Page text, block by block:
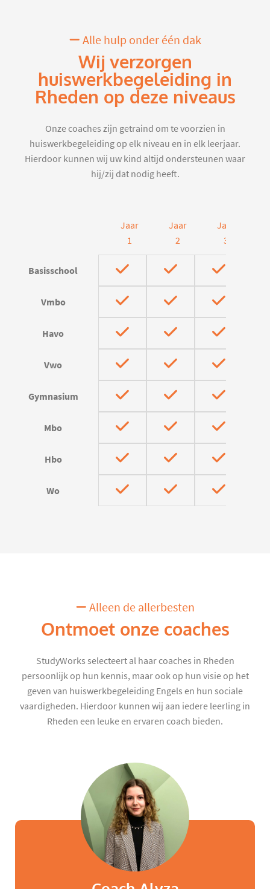
Alle hulp onder één dak
Wij verzorgen
huiswerkbegeleiding in
Rheden op deze niveaus
Onze coaches zijn getraind om te voorzien in
huiswerkbegeleiding op elk niveau en in elk leerjaar.
Hierdoor kunnen wij uw kind altijd ondersteunen waar
hij/zij dat nodig heeft.
Jaar
1
Jaar
2
Jaar
3
Basisschool
Vmbo
Havo
Vwo
Gymnasium
Mbo
Hbo
Wo
Alleen de allerbesten
Ontmoet onze coaches
StudyWorks selecteert al haar coaches in Rheden
persoonlijk op hun kennis, maar ook op hun visie op het
geven van huiswerkbegeleiding Engels en hun sociale
vaardigheden. Hierdoor kunnen wij aan iedere leerling in
Rheden een leuke en ervaren coach bieden.